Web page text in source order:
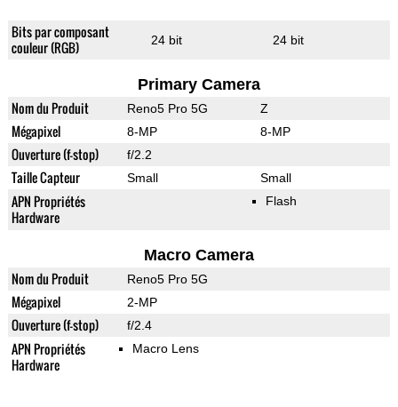
Bits par composant
couleur (RGB)
24 bit 24 bit
Primary Camera
Nom du Produit Reno5 Pro 5G Z
Mégapixel 8-MP 8-MP
Ouverture (f-stop) f/2.2
Taille Capteur Small Small
APN Propriétés
Hardware
Flash
Macro Camera
Nom du Produit Reno5 Pro 5G
Mégapixel 2-MP
Ouverture (f-stop) f/2.4
APN Propriétés
Hardware
Macro Lens